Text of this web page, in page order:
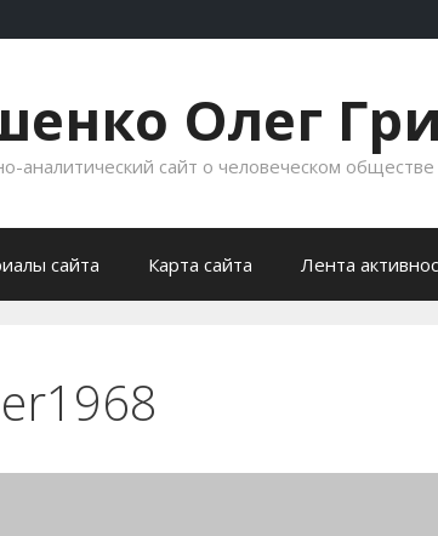
Олег
аналитический сайт о человеческом
сайта Карта сайта Лента